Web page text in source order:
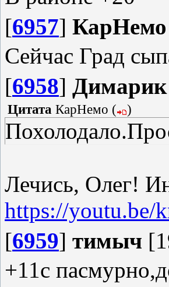
[6957] КарНемо
Сейчас Град
[6958] Димарик
Цитата КарНемо ( )
Лечись, Олег!
https://youtu.be/
[6959] тимыч
+11с